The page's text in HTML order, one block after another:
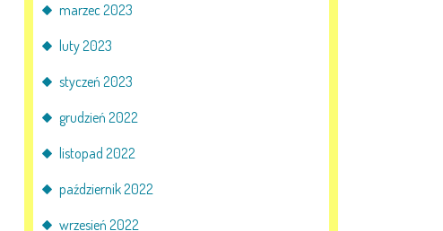
marzec 2023
luty 2023
styczeń 2023
grudzień 2022
listopad 2022
październik 2022
wrzesień 2022